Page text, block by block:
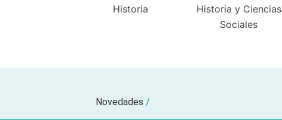
Historia
Historia y Ciencias
Sociales
Novedades /